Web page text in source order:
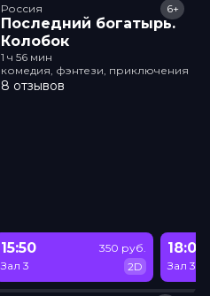
Россия
Последний богатырь.
Колобок
6+
1 ч 56 мин
комедия, фэнтези, приключения
8 отзывов
15:50
Зал 3
350 руб.
2D
18:05
Зал 3